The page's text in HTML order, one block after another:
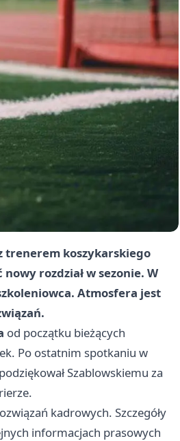
trenerem koszykarskiego
rozdział w sezonie. W
Atmosfera jest
od początku bieżących
Po ostatnim spotkaniu w
Szablowskiemu za
kadrowych. Szczegóły
informacjach prasowych